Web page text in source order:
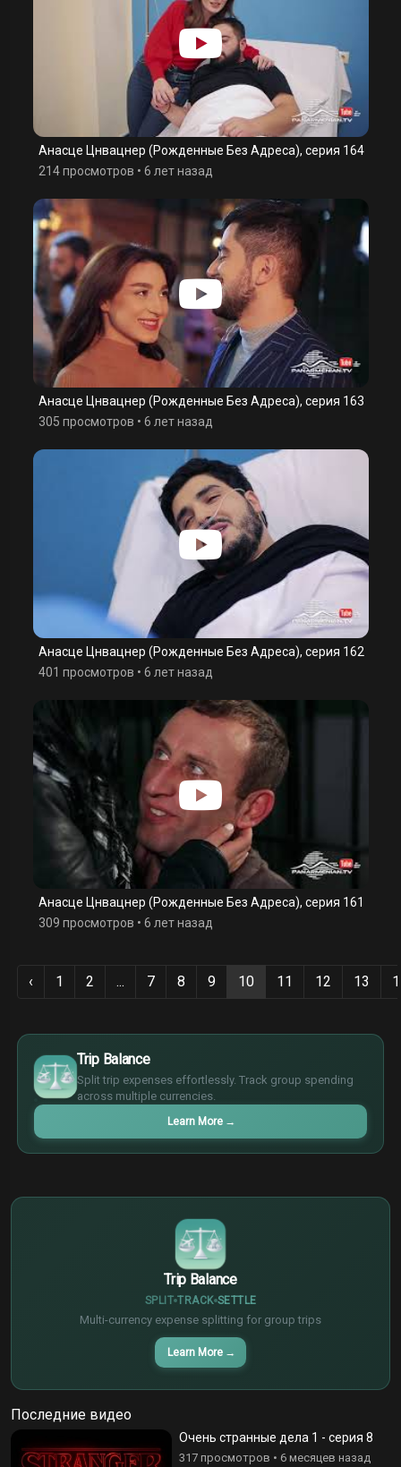
Анасце Цнвацнер (Рожденные Без Адреса), серия 164
214 просмотров • 6 лет назад
Анасце Цнвацнер (Рожденные Без Адреса), серия 163
305 просмотров • 6 лет назад
Анасце Цнвацнер (Рожденные Без Адреса), серия 162
401 просмотров • 6 лет назад
Анасце Цнвацнер (Рожденные Без Адреса), серия 161
309 просмотров • 6 лет назад
‹ 1 2 ... 7 8 9 10 11 12 13
Trip Balance
Split trip expenses effortlessly. Track group spending
across multiple currencies.
Learn More →
$
€
¥
£
Trip Balance
SPLIT TRACK SETTLE
Multi-currency expense splitting for group trips
Learn More →
¥
Последние видео
Очень странные дела 1 - серия 8
317 просмотров • 6 месяцев назад